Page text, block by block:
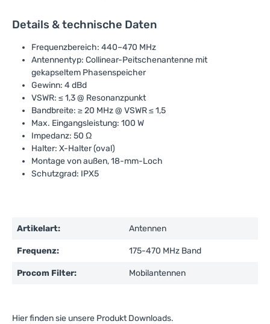
Details & technische Daten
Frequenzbereich: 440–470 MHz
Antennentyp: Collinear-Peitschenantenne mit
gekapseltem Phasenspeicher
Gewinn: 4 dBd
VSWR: ≤ 1,3 @ Resonanzpunkt
Bandbreite: ≥ 20 MHz @ VSWR ≤ 1,5
Max. Eingangsleistung: 100 W
Impedanz: 50 Ω
Halter: X-Halter (oval)
Montage von außen, 18-mm-Loch
Schutzgrad: IPX5
Artikelart: Antennen
Frequenz: 175-470 MHz Band
Procom Filter: Mobilantennen
Hier finden sie unsere Produkt Downloads.